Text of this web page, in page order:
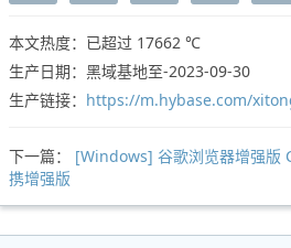
本文热度：已超过 17662 ℃
生产日期：黑域基地至-2023-09-30
生产链接： https://m.hybase.com/
下一篇：
[Windows] 谷歌浏览器增强版
携增强版